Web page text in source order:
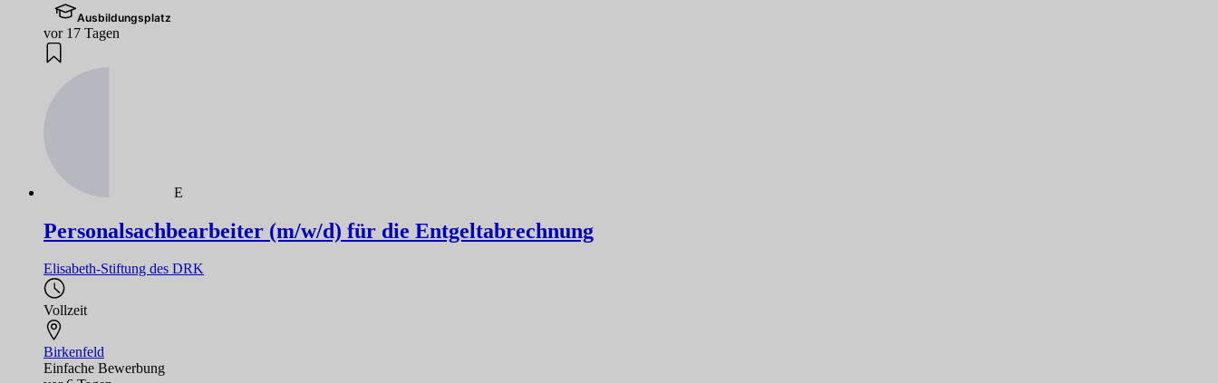
Ausbildungsplatz
vor 17 Tagen
E
Personalsachbearbeiter (m/w/d) für die Entgeltabrechnung
Elisabeth-Stiftung des DRK
Vollzeit
Birkenfeld
Einfache Bewerbung